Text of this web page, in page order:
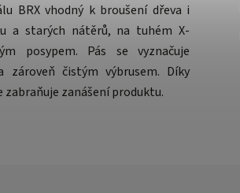
BRX vhodný k broušení dřeva i
a starých nátěrů, na tuhém X-
posypem. Pás se vyznačuje
zároveň čistým výbrusem. Díky
zabraňuje zanášení produktu.